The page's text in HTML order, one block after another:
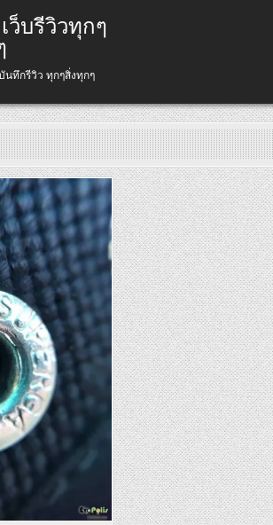
เว็บรีวิวทุกๆ
นทึกรีวิว ทุกๆสิ่งทุกๆ